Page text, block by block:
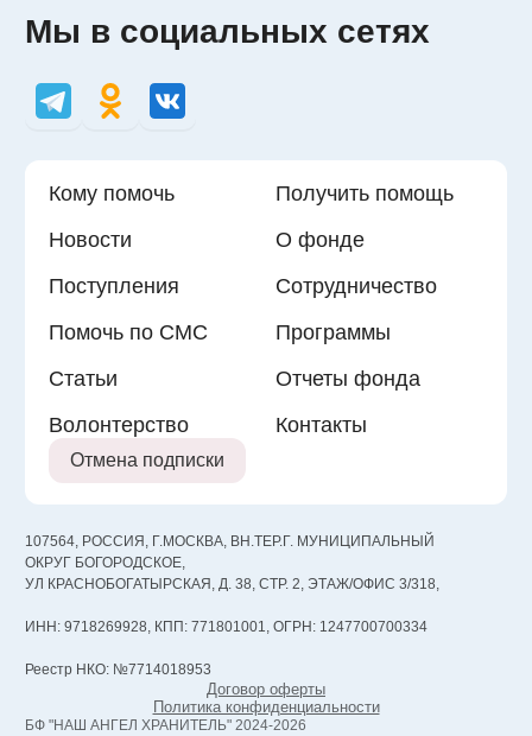
Мы в социальных сетях
Кому помочь
Получить помощь
Новости
О фонде
Поступления
Сотрудничество
Помочь по СМС
Программы
Статьи
Отчеты фонда
Волонтерство
Контакты
Отмена подписки
107564, РОССИЯ, Г.МОСКВА, ВН.ТЕР.Г. МУНИЦИПАЛЬНЫЙ
ОКРУГ БОГОРОДСКОЕ,
УЛ КРАСНОБОГАТЫРСКАЯ, Д. 38, СТР. 2, ЭТАЖ/ОФИС 3/318,
ИНН: 9718269928, КПП: 771801001, ОГРН: 1247700700334
Реестр НКО: №7714018953
Договор оферты
Политика конфиденциальности
БФ "НАШ АНГЕЛ ХРАНИТЕЛЬ" 2024-2026